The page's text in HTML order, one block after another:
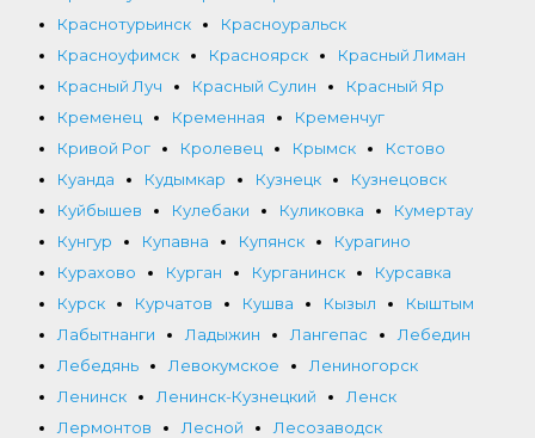
Краснотурьинск
Красноуральск
Красноуфимск
Красноярск
Красный Лиман
Красный Луч
Красный Сулин
Красный Яр
Кременец
Кременная
Кременчуг
Кривой Рог
Кролевец Крымск
Кстово
Куанда
Кудымкар Кузнецк
Кузнецовск
Куйбышев
Кулебаки Куликовка
Кумертау
Кунгур
Купавна Купянск
Курагино
Курахово
Курган Курганинск
Курсавка
Курск
Курчатов Кушва Кызыл
Кыштым
Лабытнанги
Ладыжин Лангепас
Лебедин
Лебедянь
Левокумское
Лениногорск
Ленинск
Ленинск-Кузнецкий
Ленск
Лермонтов
Лесной
Лесозаводск